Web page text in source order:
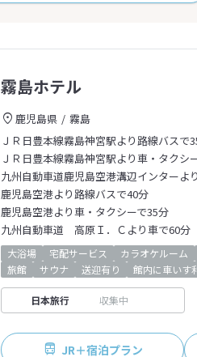
霧島ホテル
鹿児島県
霧島
ＪＲ日豊本線霧島神宮駅より路線バスで
ＪＲ日豊本線霧島神宮駅より車・タクシ
九州自動車道鹿児島空港溝辺インターよ
鹿児島空港より路線バスで40分
鹿児島空港より車・タクシーで35分
九州自動車道 高原Ｉ．Ｃより車で60分
大浴場 宅配サービス カラオケルーム
旅館
サウナ 送迎有り 館内に車いす
日本旅行 収集中
JR＋宿泊プラン